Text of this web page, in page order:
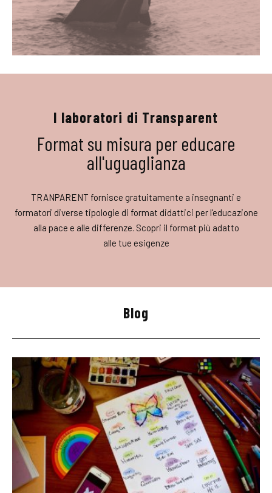
I laboratori di Transparent
Format su misura per educare
all'uguaglianza
TRANPARENT fornisce gratuitamente a insegnanti e
formatori diverse tipologie di format didattici per l'educazione
alla pace e alle differenze. Scopri il format più adatto
alle tue esigenze
Blog